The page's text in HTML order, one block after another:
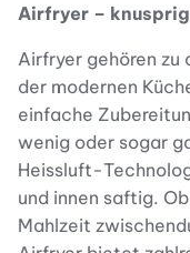
Airfryer –
Airfryer gehören
der modernen
einfache
wenig oder sogar
Heissluft-
und innen saftig.
Mahlzeit